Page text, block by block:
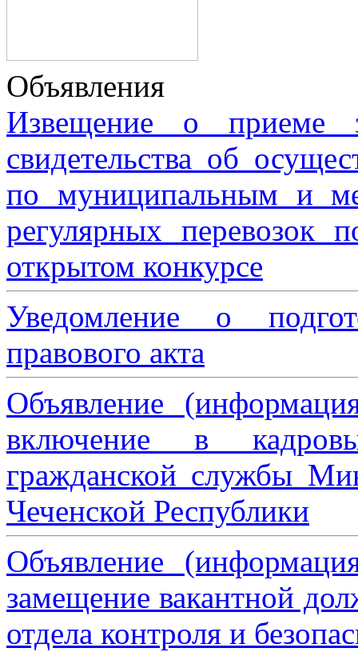
Объявления
Извещение о приеме
свидетельства об
по муниципальным и
регулярных перевозок
открытом конкурсе
Уведомление о
правового акта
Объявление
включение в
гражданской службы
Чеченской Республики
Объявление
замещение вакантной
отдела контроля и